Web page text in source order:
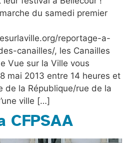
du samedi premier
reportage-a-
canailles/, les Canailles
Vue sur la Ville vous
mai 2013 entre 14 heures et
de la République/rue de la
ville […]
CFPSAA